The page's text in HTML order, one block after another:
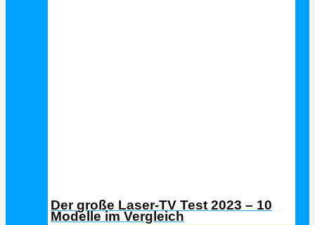
Der große Laser-TV Test 2023 – 10
Modelle im Vergleich